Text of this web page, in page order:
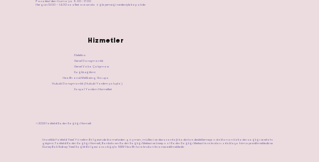
Pazartesi'den Cuma'ya 9.00 - 17.00
Her gün 13.00 – 14.00 saatleri arasında öğle yemeği nedeniyle kapalıdır
Hizmetler
Dietetics
Genel Danışmanlık
Genel Vaka Çalışması
Sağlık eğitimi
Health and Wellbeing Groups
Hukuki Danışmanlık (Hukuki Yardım yoluyla)
Sosyal Yardım Hizmetleri
Öncelikle Fairfield Yerel Yönetim Bölgesinde ikamet eden göçmen, mülteci ve dezavantajlı kadınları desteklemeye odaklanan bir kadın sağlığı ve refahı
girişimi. Fairfield Kadın Sağlığı Hizmeti, Bankstown Kadın Sağlığı Merkezi ve Liverpool Kadın Sağlığı Merkezi tarafından ortaklaşa himaye edilmektedir ve
Güney Batı Sidney Yerel Sağlık Bölgesi aracılığıyla NSW Health tarafından finanse edilmektedir.
©2023 Fairfield Kadın Sağlığı Hizmeti